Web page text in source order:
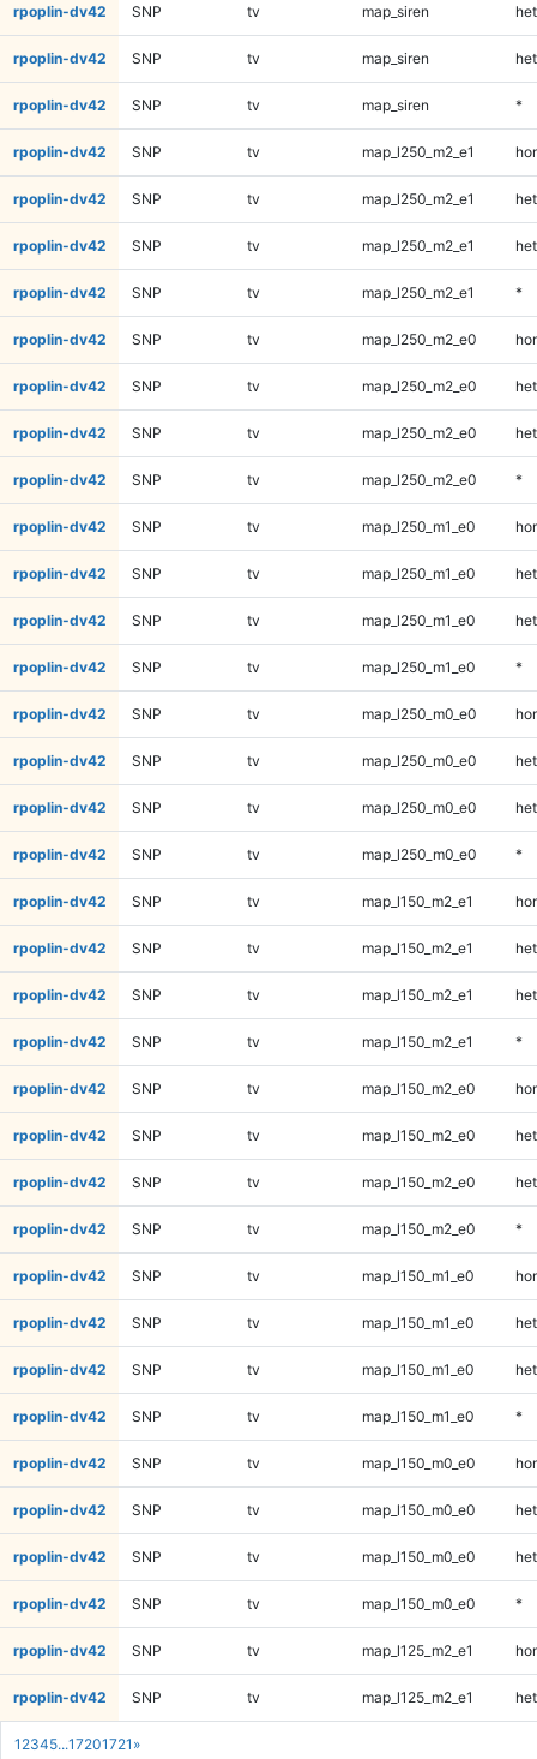
1 2345...17201721 »
rpoplin-dv42 SNP tv map_siren
rpoplin-dv42 SNP tv map_siren het
rpoplin-dv42 SNP tv map_siren *
rpoplin-dv42 SNP tv map_l250_m2_e1
rpoplin-dv42 SNP tv map_l250_m2_e1
rpoplin-dv42 SNP tv map_l250_m2_e1 het
rpoplin-dv42 SNP tv map_l250_m2_e1 *
rpoplin-dv42 SNP tv map_l250_m2_e0
rpoplin-dv42 SNP tv map_l250_m2_e0
rpoplin-dv42 SNP tv map_l250_m2_e0 het
rpoplin-dv42 SNP tv map_l250_m2_e0 *
rpoplin-dv42 SNP tv map_l250_m1_e0
rpoplin-dv42 SNP tv map_l250_m1_e0
rpoplin-dv42 SNP tv map_l250_m1_e0 het
rpoplin-dv42 SNP tv map_l250_m1_e0 *
rpoplin-dv42 SNP tv map_l250_m0_e0
rpoplin-dv42 SNP tv map_l250_m0_e0
rpoplin-dv42 SNP tv map_l250_m0_e0 het
rpoplin-dv42 SNP tv map_l250_m0_e0 *
rpoplin-dv42 SNP tv map_l150_m2_e1
rpoplin-dv42 SNP tv map_l150_m2_e1
rpoplin-dv42 SNP tv map_l150_m2_e1 het
rpoplin-dv42 SNP tv map_l150_m2_e1 *
rpoplin-dv42 SNP tv map_l150_m2_e0
rpoplin-dv42 SNP tv map_l150_m2_e0
rpoplin-dv42 SNP tv map_l150_m2_e0 het
rpoplin-dv42 SNP tv map_l150_m2_e0 *
rpoplin-dv42 SNP tv map_l150_m1_e0
rpoplin-dv42 SNP tv map_l150_m1_e0
rpoplin-dv42 SNP tv map_l150_m1_e0 het
rpoplin-dv42 SNP tv map_l150_m1_e0 *
rpoplin-dv42 SNP tv map_l150_m0_e0
rpoplin-dv42 SNP tv map_l150_m0_e0
rpoplin-dv42 SNP tv map_l150_m0_e0 het
rpoplin-dv42 SNP tv map_l150_m0_e0 *
rpoplin-dv42 SNP tv map_l125_m2_e1
rpoplin-dv42 SNP tv map_l125_m2_e1